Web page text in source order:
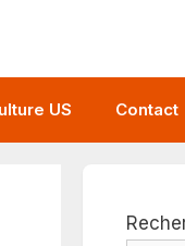
US Contact